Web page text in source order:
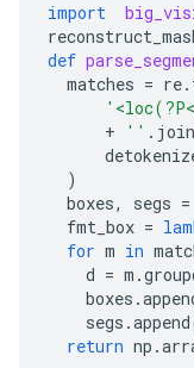
import
def
matches = re.
+
'' . join
)
boxes, segs =
fmt_box =
for m in
d = m .
boxes .
segs .append
return np .